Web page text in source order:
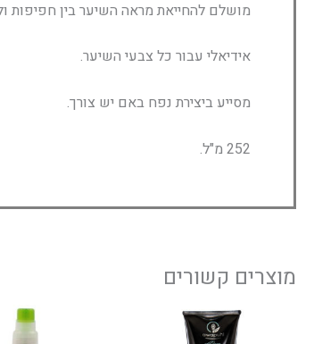
מושלם להחייאת מראה השיער בין חפיפות
אידיאלי עבור כל צבעי השיער.
מסייע ביצירת נפח באם יש צורך.
252 מ"ל.
מוצרים קשורים